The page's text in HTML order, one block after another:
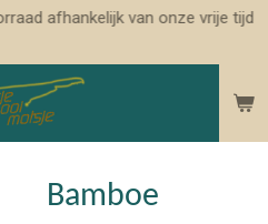
afhankelijk van onze vrije tijd
Bamboe